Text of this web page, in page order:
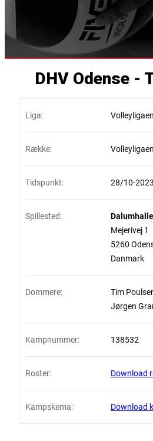
DHV Odense -
Liga:
Række:
Tidspunkt: 28/10-
Spillested:
Mejerivej 1
5260
Danmark
Dommere:
Tim
Jørgen
Kampnummer: 138532
Roster: Download
Kampskema: Download